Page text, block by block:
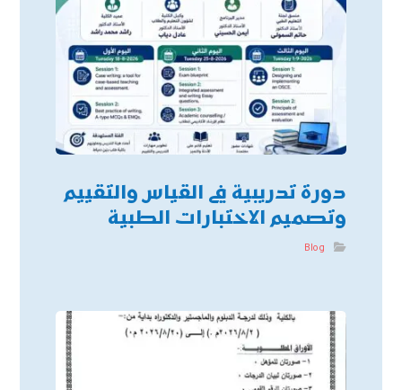
دورة تدريبية في القياس والتقييم
وتصميم الاختبارات الطبية
Blog